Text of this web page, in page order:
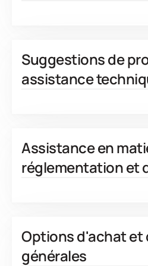
Suggestions de
assistance
Assistance en
réglementation et
Options d'achat et
générales